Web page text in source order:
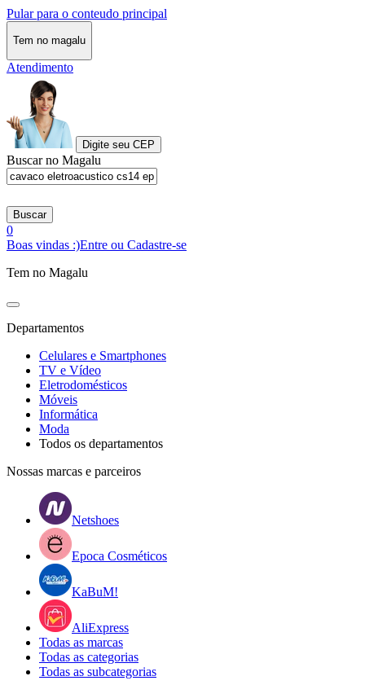
Pular para o conteudo principal
Tem no magalu
Atendimento
Digite seu CEP
Buscar no Magalu
Buscar
0
Boas vindas :)Entre ou Cadastre-se
Tem no Magalu
Departamentos
Celulares e Smartphones
TV e Vídeo
Eletrodomésticos
Móveis
Informática
Moda
Todos os departamentos
Nossas marcas e parceiros
Netshoes
Epoca Cosméticos
KaBuM!
AliExpress
Todas as marcas
Todas as categorias
Todas as subcategorias